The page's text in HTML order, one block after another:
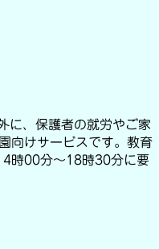
、保護者の就労やご家
向けサービスです。教育
時00分～18時30分に要